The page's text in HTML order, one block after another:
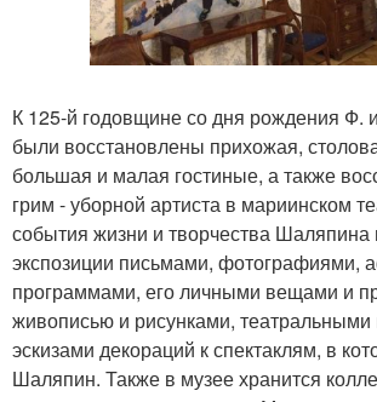
К 125-й годовщине со дня рождения Ф.
были восстановлены прихожая,
большая и малая гостиные, а также
грим - уборной артиста в мариинском
события жизни и творчества Шаляпина
экспозиции письмами, фотографиями,
программами, его личными вещами и
живописью и рисунками,
эскизами декораций к спектаклям, в
Шаляпин. Также в музее хранится